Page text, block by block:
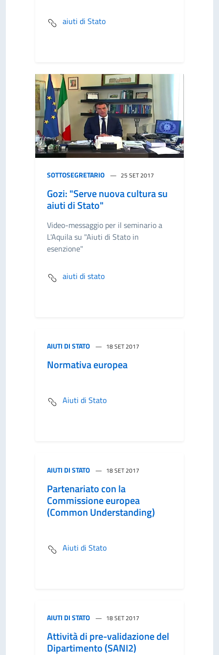
aiuti di Stato
SOTTOSEGRETARIO 25 SET 2017
Gozi: "Serve nuova cultura su
aiuti di Stato"
Video-messaggio per il seminario a
L'Aquila su "Aiuti di Stato in
esenzione"
aiuti di stato
AIUTI DI STATO 18 SET 2017
Normativa europea
Aiuti di Stato
AIUTI DI STATO 18 SET 2017
Partenariato con la
Commissione europea
(Common Understanding)
Aiuti di Stato
AIUTI DI STATO 18 SET 2017
Attività di pre-validazione del
Dipartimento (SANI2)